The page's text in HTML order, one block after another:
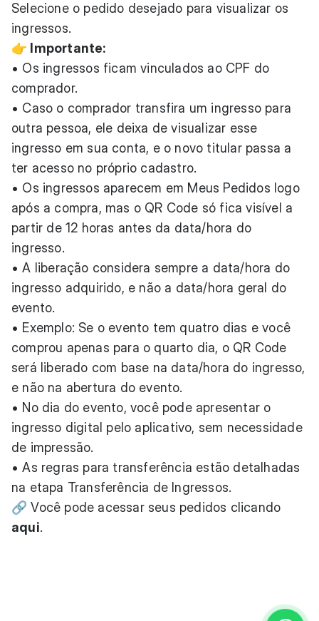
Selecione o pedido desejado para visualizar os
ingressos.
👉 Importante:
• Os ingressos ficam vinculados ao CPF do
comprador.
• Caso o comprador transfira um ingresso para
outra pessoa, ele deixa de visualizar esse
ingresso em sua conta, e o novo titular passa a
ter acesso no próprio cadastro.
• Os ingressos aparecem em Meus Pedidos logo
após a compra, mas o QR Code só fica visível a
partir de 12 horas antes da data/hora do
ingresso.
• A liberação considera sempre a data/hora do
ingresso adquirido, e não a data/hora geral do
evento.
• Exemplo: Se o evento tem quatro dias e você
comprou apenas para o quarto dia, o QR Code
será liberado com base na data/hora do ingresso,
e não na abertura do evento.
• No dia do evento, você pode apresentar o
ingresso digital pelo aplicativo, sem necessidade
de impressão.
• As regras para transferência estão detalhadas
na etapa Transferência de Ingressos.
🔗 Você pode acessar seus pedidos clicando
aqui.